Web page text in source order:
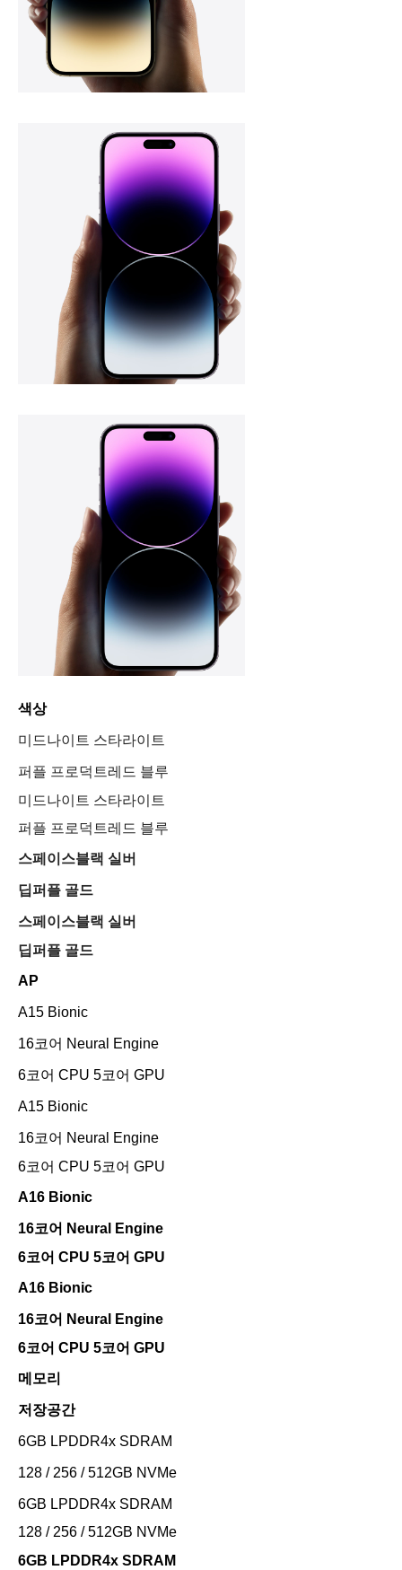
색상
미드나이트 스타라이트
퍼플 프로덕트레드 블루
미드나이트 스타라이트
퍼플 프로덕트레드 블루
스페이스블랙 실버
딥퍼플 골드
스페이스블랙 실버
딥퍼플 골드
AP
A15 Bionic
16코어 Neural Engine
6코어 CPU 5코어 GPU
A15 Bionic
16코어 Neural Engine
6코어 CPU 5코어 GPU
A16 Bionic
16코어 Neural Engine
6코어 CPU 5코어 GPU
A16 Bionic
16코어 Neural Engine
6코어 CPU 5코어 GPU
메모리
저장공간
6GB LPDDR4x SDRAM
128 / 256 / 512GB NVMe
6GB LPDDR4x SDRAM
128 / 256 / 512GB NVMe
6GB LPDDR4x SDRAM